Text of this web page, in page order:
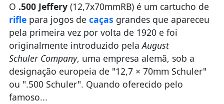
O .500 Jeffery(12,7x70mmRB) é um cartucho de
riflepara jogos de caças grandes que apareceu
pela primeira vez por volta de 1920 e foi
originalmente introduzido pelaAugust
Schuler Company, uma empresa alemã, sob a
designação europeia de "12,7 × 70mm Schuler"
ou ".500 Schuler". Quando oferecido pelo
famoso...